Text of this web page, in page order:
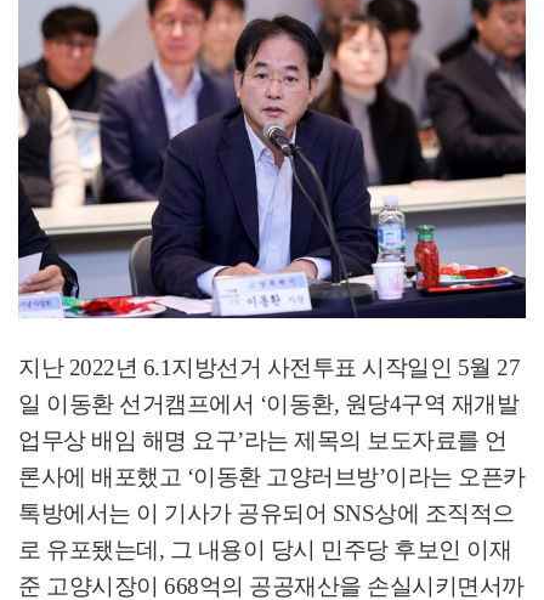
지난 2022년 6.1지방선거 사전투표 시작일인 5월 27
일 이동환 선거캠프에서 ‘이동환, 원당4구역 재개발
업무상 배임 해명 요구’라는 제목의 보도자료를 언
론사에 배포했고 ‘이동환 고양러브방’이라는 오픈카
톡방에서는 이 기사가 공유되어 SNS상에 조직적으
로 유포됐는데, 그 내용이 당시 민주당 후보인 이재
준 고양시장이 668억의 공공재산을 손실시키면서까